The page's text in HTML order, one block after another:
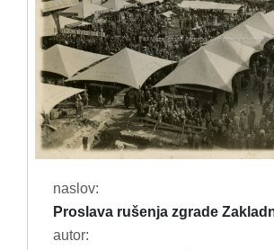
naslov:
Proslava rušenja zgrade
autor: